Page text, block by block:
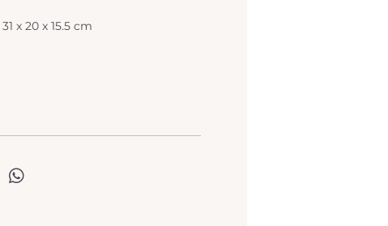
31 x 20 x 15.5 cm